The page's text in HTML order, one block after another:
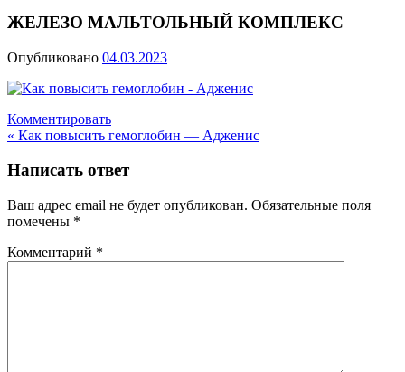
ЖЕЛЕЗО МАЛЬТОЛЬНЫЙ КОМПЛЕКС
Опубликовано 04.03.2023
Комментировать
Навигация
по
« Как повысить гемоглобин — Адженис
Написать ответ
Ваш адрес email не будет опубликован. Обязательные поля
помечены *
Комментарий *